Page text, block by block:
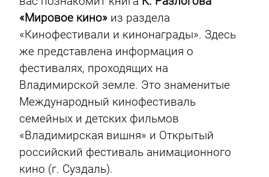
«Мировое кино» из раздела
«Кинофестивали и кинонаграды». Здесь
же представлена информация о
фестивалях, проходящих на
Владимирской земле. Это знаменитые
Международный кинофестиваль
семейных и детских фильмов
«Владимирская вишня» и Открытый
российский фестиваль анимационного
кино (г. Суздаль).